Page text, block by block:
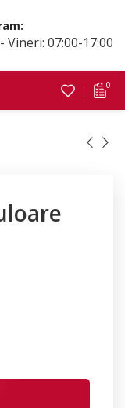
Vineri: 07:00-17:00
0